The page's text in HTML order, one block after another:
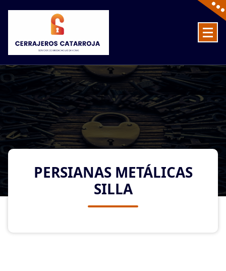
PERSIANAS METÁLICAS
SILLA